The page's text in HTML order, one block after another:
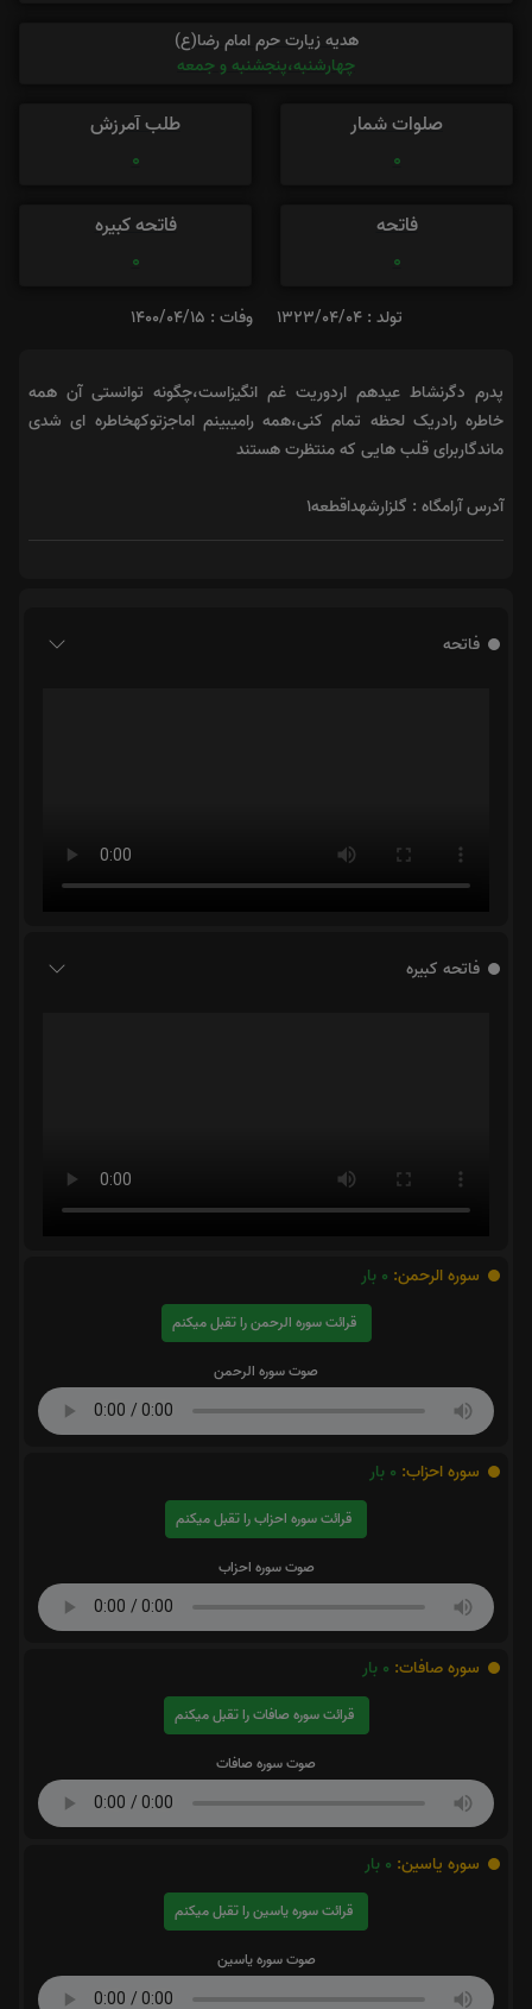
هدیه زیارت حرم امام رضا(ع)
چهارشنبه،پنجشنبه و جمعه
صلوات شمار
0
طلب آمرزش
0
فاتحه
0
فاتحه کبیره
0
تولد : 1323/04/04 وفات : 1400/04/15
پدرم دگرنشاط عیدهم اردوریت غم انگیزاست،چگونه توانستی آن همه
خاطره رادریک لحظه تمام کنی،همه رامیبینم اماجزتوکهخاطره ای شدی
ماندگاربرای قلب هایی که منتظرت هستند
آدرس آرامگاه : گلزارشهداقطعه۱
فاتحه
فاتحه کبیره
سوره الرحمن: 0 بار
قرائت سوره الرحمن را تقبل میکنم
صوت سوره الرحمن
سوره احزاب: 0 بار
قرائت سوره احزاب را تقبل میکنم
صوت سوره احزاب
سوره صافات: 0 بار
قرائت سوره صافات را تقبل میکنم
صوت سوره صافات
سوره یاسین: 0 بار
قرائت سوره یاسین را تقبل میکنم
صوت سوره یاسین